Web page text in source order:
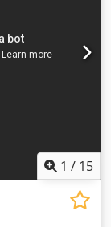
1 / 15